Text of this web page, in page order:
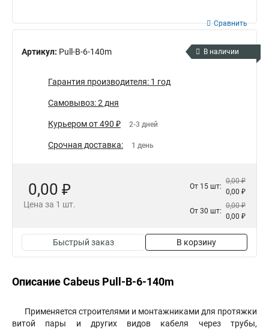
Артикул: Pull-B-6-140m
Сравнить
В наличии
Гарантия производителя: 1 год
Самовывоз: 2 дня
Курьером от 490 ₽ 2-3 дней
Срочная доставка: 1 день
0,00 ₽
Цена за 1 шт.
От 15 шт:
0,00 ₽
0,00 ₽
От 30 шт:
0,00 ₽
0,00 ₽
Быстрый заказ В корзину
Описание Cabeus Pull-B-6-140m
Применяется строителями и монтажниками для протяжки
витой пары и других видов кабеля через трубы,